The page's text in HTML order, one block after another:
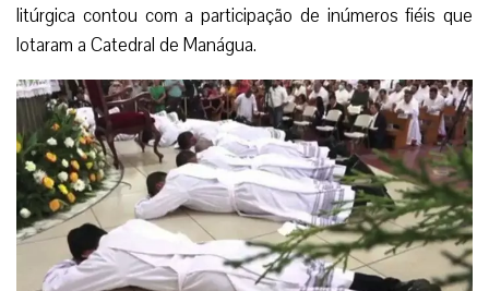
litúrgica contou com a participação de inúmeros fiéis que
lotaram a Catedral de Manágua.